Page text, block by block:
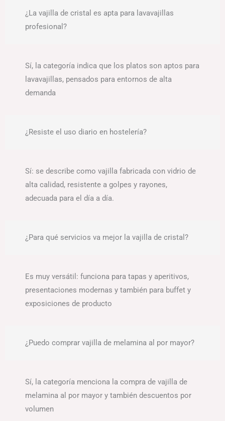
¿La vajilla de cristal es apta para lavavajillas
profesional?
Sí, la categoría indica que los platos son aptos para
lavavajillas, pensados para entornos de alta
demanda
¿Resiste el uso diario en hostelería?
Sí: se describe como vajilla fabricada con vidrio de
alta calidad, resistente a golpes y rayones,
adecuada para el día a día.
¿Para qué servicios va mejor la vajilla de cristal?
Es muy versátil: funciona para tapas y aperitivos,
presentaciones modernas y también para buffet y
exposiciones de producto
¿Puedo comprar vajilla de melamina al por mayor?
Sí, la categoría menciona la compra de vajilla de
melamina al por mayor y también descuentos por
volumen